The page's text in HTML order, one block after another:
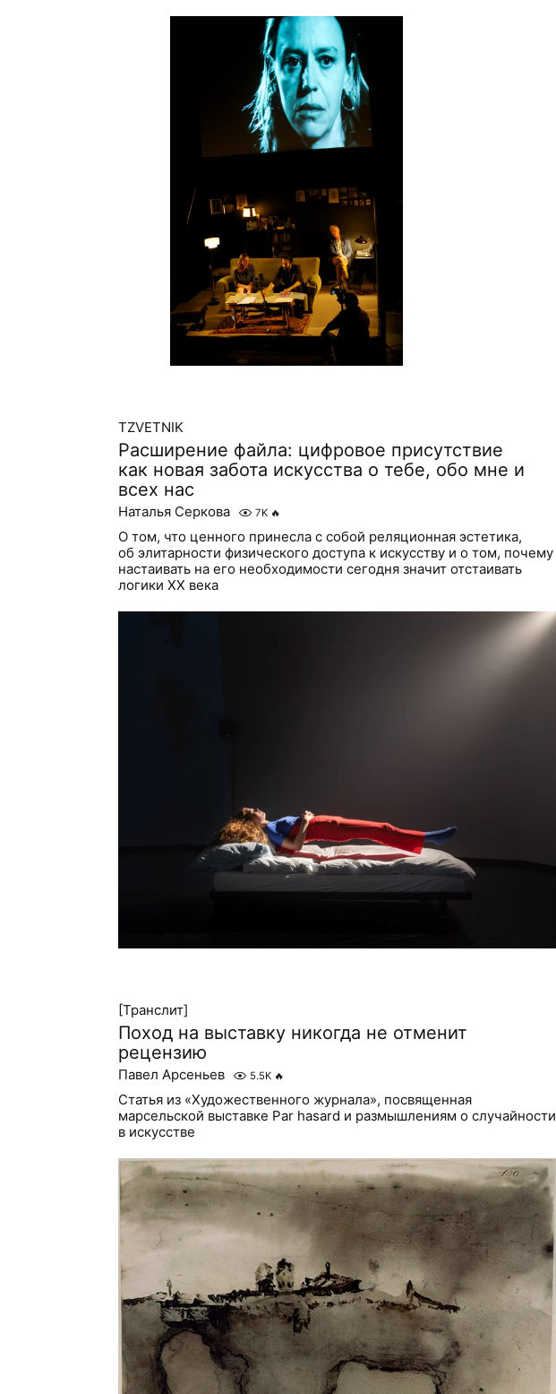
TZVETNIK
Расширение файла: цифровое присутствие
как новая забота искусства о тебе, обо мне и
всех нас
Наталья Серкова 7K 🔥
О том, что ценного принесла с собой реляционная эстетика,
об элитарности физического доступа к искусству и о том, почему
настаивать на его необходимости сегодня значит отстаивать
логики ХХ века
[Транслит]
Поход на выставку никогда не отменит
рецензию
Павел Арсеньев 5.5K 🔥
Статья из «Художественного журнала», посвященная
марсельской выставке Par hasard и размышлениям о случайности
в искусстве